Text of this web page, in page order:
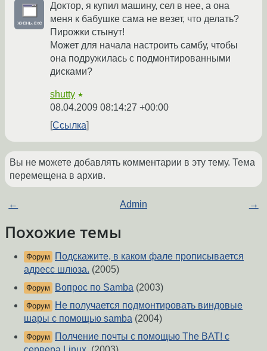
Доктор, я купил машину, сел в нее, а она
меня к бабушке сама не везет, что делать?
Пирожки стынут!
Может для начала настроить самбу, чтобы
она подружилась с подмонтированными
дисками?
shutty ★
08.04.2009 08:14:27 +00:00
Ссылка
Вы не можете добавлять комментарии в эту тему. Тема
перемещена в архив.
← Admin →
Похожие темы
Форум
Подскажите, в каком фале прописывается
адресс шлюза. (2005)
Форум Вопрос по Samba (2003)
Форум
Не получается подмонтировать виндовые
шары c помощью samba (2004)
Форум
Полчение почты с помощью The BAT! с